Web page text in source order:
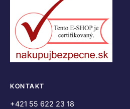
KONTAKT
+421 55 622 23 18